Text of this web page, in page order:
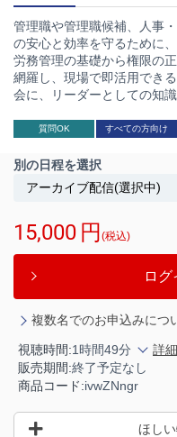
管理職や管理職候補、人事
の安心と効率を守るために
労務管理の基礎から権限の
網羅し、現場で即活用でき
会に、リーダーとしての知
質問OK すべての方向け
別の日程を選択
15,000 円 (税込)
ロ
複数名でのお申込みにつ
視聴時間:1時間49分
詳
販売期間:終了予定なし
商品コード:ivwZNngr
ほし